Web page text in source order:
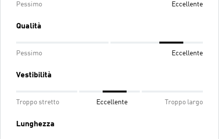
Pessimo Eccellente
Qualità
Pessimo Eccellente
Vestibilità
Troppo stretto Eccellente Troppo largo
Lunghezza